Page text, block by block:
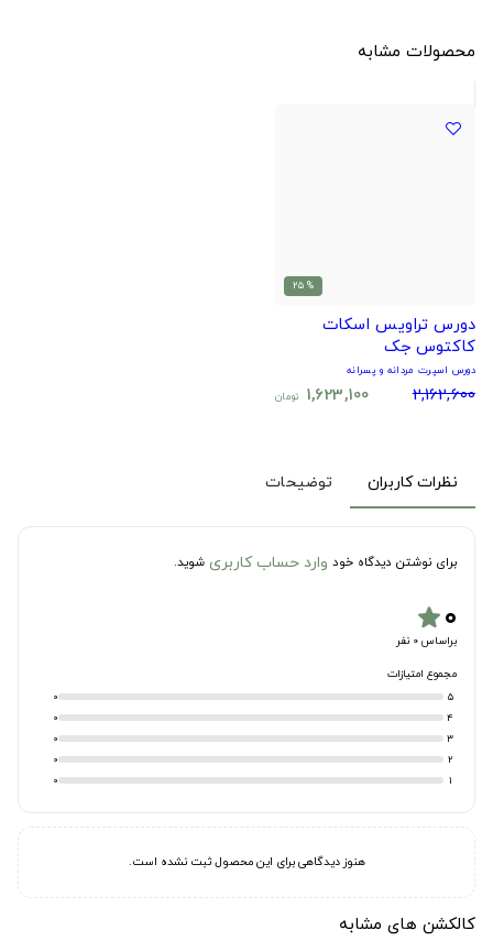
محصولات مشابه
% 25
دورس تراویس اسکات
کاکتوس جک
دورس اسپرت مردانه و پسرانه
2,162,600
1,623,100 تومان
نظرات کاربران توضیحات
برای نوشتن دیدگاه خود وارد حساب کاربری شوید.
۰star
براساس 0 نفر
مجموع امتیازات
5
0
4
0
3
0
2
0
1
0
هنوز دیدگاهی برای این محصول ثبت نشده است.
کالکشن های مشابه